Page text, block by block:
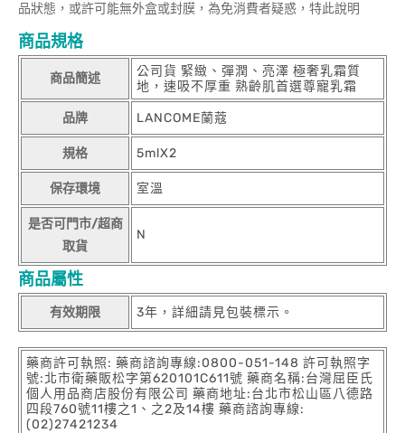
品狀態，或許可能無外盒或封膜，為免消費者疑惑，特此說明
商品規格
商品簡述
公司貨 緊緻、彈潤、亮澤 極奢乳霜質
地，速吸不厚重 熟齡肌首選尊寵乳霜
品牌 LANCOME蘭蔻
規格 5mlX2
保存環境 室溫
是否可門市/超商
取貨
N
商品屬性
有效期限 3年，詳細請見包裝標示。
藥商許可執照: 藥商諮詢專線:0800-051-148 許可執照字
號:北市衛藥販松字第620101C611號 藥商名稱:台灣屈臣氏
個人用品商店股份有限公司 藥商地址:台北市松山區八德路
四段760號11樓之1、之2及14樓 藥商諮詢專線:
(02)27421234